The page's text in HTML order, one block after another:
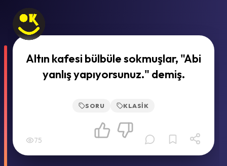
Altın kafesi bülbüle sokmuşlar, "Abi
yanlış yapıyorsunuz." demiş.
SORU KLASIK
75